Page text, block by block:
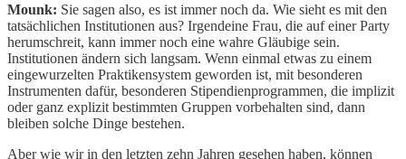
Mounk: Sie sagen also, es ist immer noch da. Wie sieht es mit den
tatsächlichen Institutionen aus? Irgendeine Frau, die auf einer Party
herumschreit, kann immer noch eine wahre Gläubige sein.
Institutionen ändern sich langsam. Wenn einmal etwas zu einem
eingewurzelten Praktikensystem geworden ist, mit besonderen
Instrumenten dafür, besonderen Stipendienprogrammen, die implizit
oder ganz explizit bestimmten Gruppen vorbehalten sind, dann
bleiben solche Dinge bestehen.
Aber wie wir in den letzten zehn Jahren gesehen haben, können